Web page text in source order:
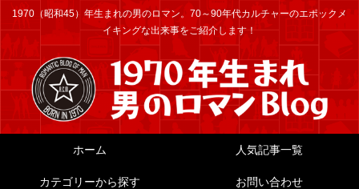
1970（昭和45）年生まれの男のロマン。70～90年代カルチャーのエポックメ
イキングな出来事をご紹介します！
ホーム 人気記事一覧
カテゴリーから探す お問い合わせ